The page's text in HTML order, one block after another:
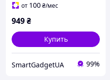
от 100₴/мес
949₴
Купить
SmartGadgetUA 99%